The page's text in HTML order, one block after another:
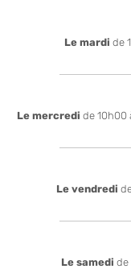
Le mardi de
Le mercredi de 10h00
Le vendredi
Le samedi de